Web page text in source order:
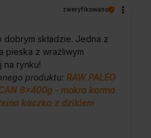
szczęśliwi, że
Z pozdrowieniami,
zweryfikowano
składzie. Jedna z
pieska z wrażliwym
na rynku!
produktu: RAW PALEO
CAN 6x400g - mokra karma
kaczka z dzikiem